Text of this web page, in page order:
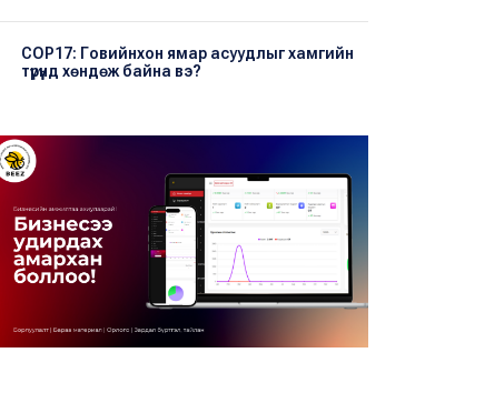
COP17: Говийнхон ямар асуудлыг хамгийн
түрүүнд хөндөж байна вэ?